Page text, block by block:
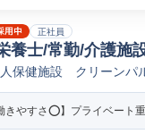
正社員
養士/常勤/介護施
保健施設 クリーンパ
きやすさ⭕️】プライベート